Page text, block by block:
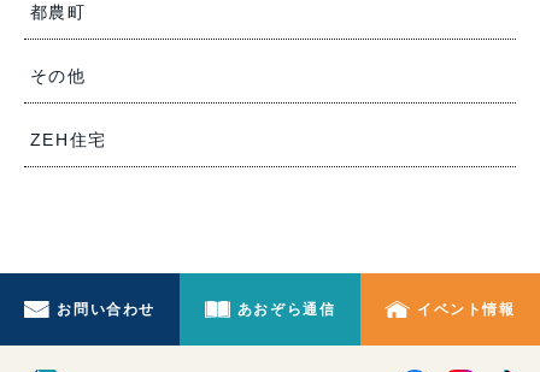
都農町
その他
ZEH住宅
お問い合わせ あおぞら通信 イベント情報